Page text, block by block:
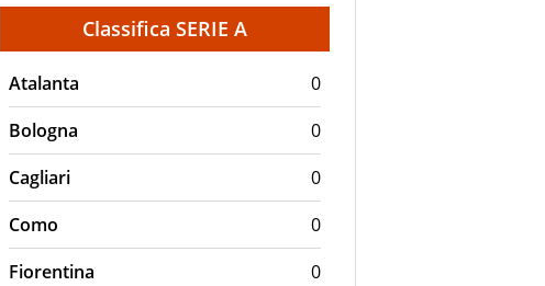
Classifica SERIE A
Atalanta
0
Bologna
0
Cagliari
0
Como
0
Fiorentina
0